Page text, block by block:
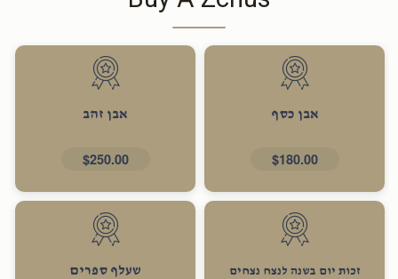
אבן כסף
$180.00
אבן זהב
$250.00
זכות יום בשנה לנצח נצחים שעלף ספרים